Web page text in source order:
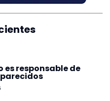
es responsable de